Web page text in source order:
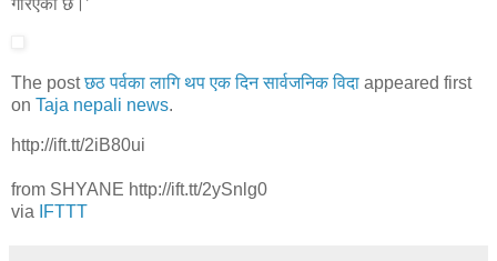
The postछठ पर्वका लागि थप एक दिन सार्वजनिक विदा appeared first
on Taja nepali news.
http://ift.tt/2iB80ui
from SHYANE http://ift.tt/2ySnlg0
via
IFTTT